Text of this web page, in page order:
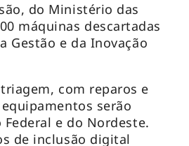
do Ministério das
máquinas descartadas
Gestão e da Inovação
com reparos e
serão
e do Nordeste.
de inclusão digital